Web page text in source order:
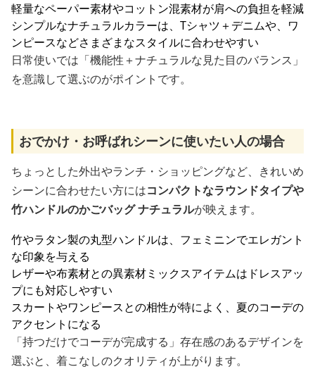
軽量なペーパー素材やコットン混素材が肩への負担を軽減
シンプルなナチュラルカラーは、Tシャツ＋デニムや、ワ
ンピースなどさまざまなスタイルに合わせやすい
日常使いでは「機能性＋ナチュラルな見た目のバランス」
を意識して選ぶのがポイントです。
おでかけ・お呼ばれシーンに使いたい人の場合
ちょっとした外出やランチ・ショッピングなど、きれいめ
シーンに合わせたい方にはコンパクトなラウンドタイプや
竹ハンドルのかごバッグ ナチュラルが映えます。
竹やラタン製の丸型ハンドルは、フェミニンでエレガント
な印象を与える
レザーや布素材との異素材ミックスアイテムはドレスアッ
プにも対応しやすい
スカートやワンピースとの相性が特によく、夏のコーデの
アクセントになる
「持つだけでコーデが完成する」存在感のあるデザインを
選ぶと、着こなしのクオリティが上がります。